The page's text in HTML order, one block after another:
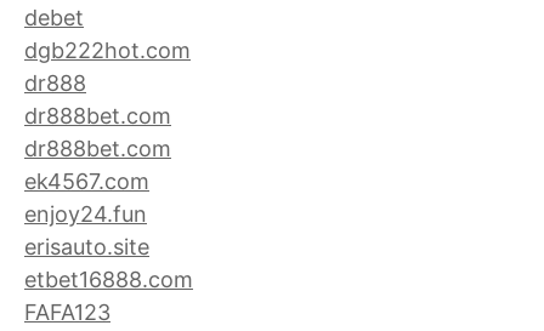
debet
dgb222hot.com
dr888
dr888bet.com
dr888bet.com
ek4567.com
enjoy24.fun
erisauto.site
etbet16888.com
FAFA123